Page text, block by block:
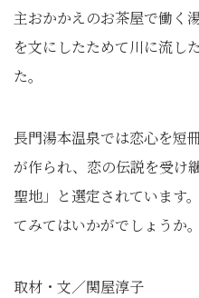
主おかかえのお茶屋で働く
を文にしたためて川に流し
た。
長門湯本温泉では恋心を短
が作られ、恋の伝説を受け
聖地」と選定されています
てみてはいかがでしょうか。
取材・文／関屋淳子